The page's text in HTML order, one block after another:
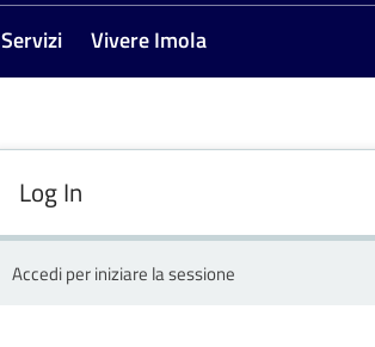
Servizi Vivere Imola
Log In
Accedi per iniziare la sessione